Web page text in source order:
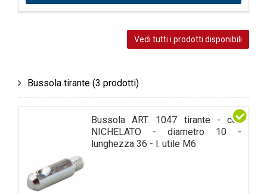
Vedi tutti i prodotti disponibili
Bussola tirante (3 prodotti)
Bussola ART. 1047 tirante - col.
NICHELATO - diametro 10 -
lunghezza 36 - l. utile M6